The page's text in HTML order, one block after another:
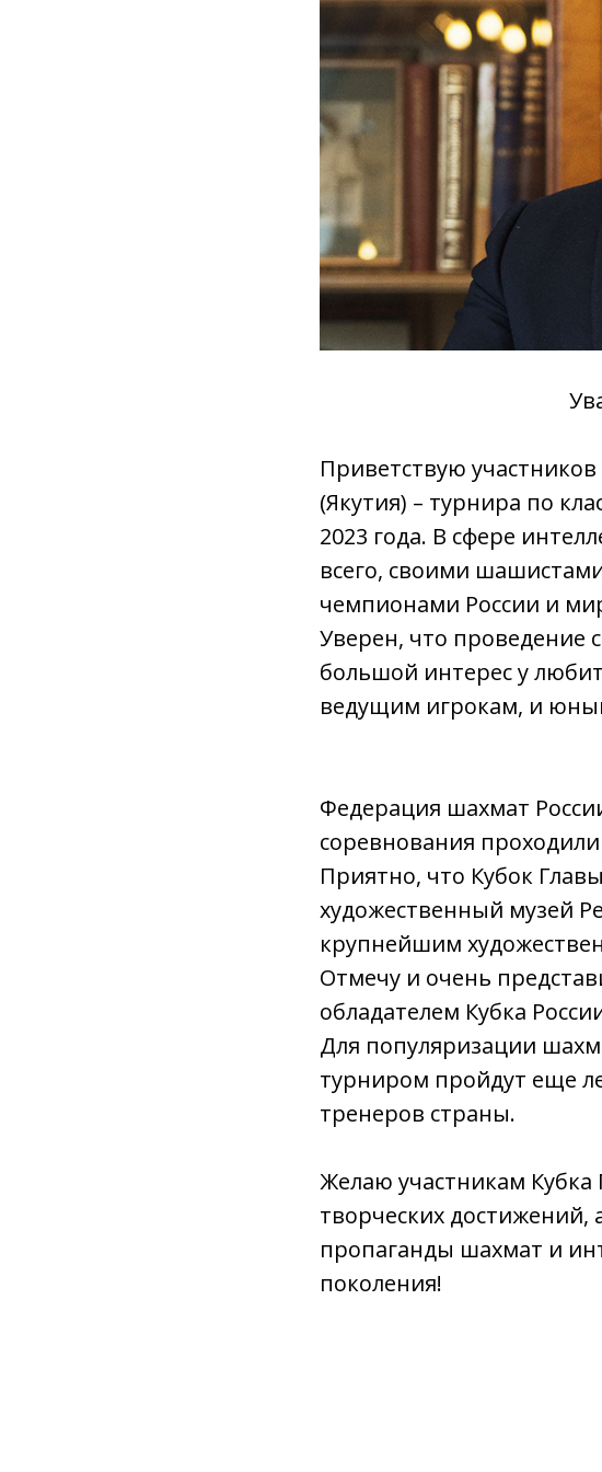
Приветствую
(Якутия) – турнира по
2023 года. В сфере
всего, своими
чемпионами России и
Уверен, что проведение
большой интерес у
ведущим игрокам, и
Федерация шахмат
соревнования
Приятно, что Кубок
художественный музей
крупнейшим
Отмечу и очень
обладателем Кубка
Для популяризации
турниром пройдут еще
тренеров страны.
Желаю участникам Кубка
творческих достижений,
пропаганды шахмат и
поколения!